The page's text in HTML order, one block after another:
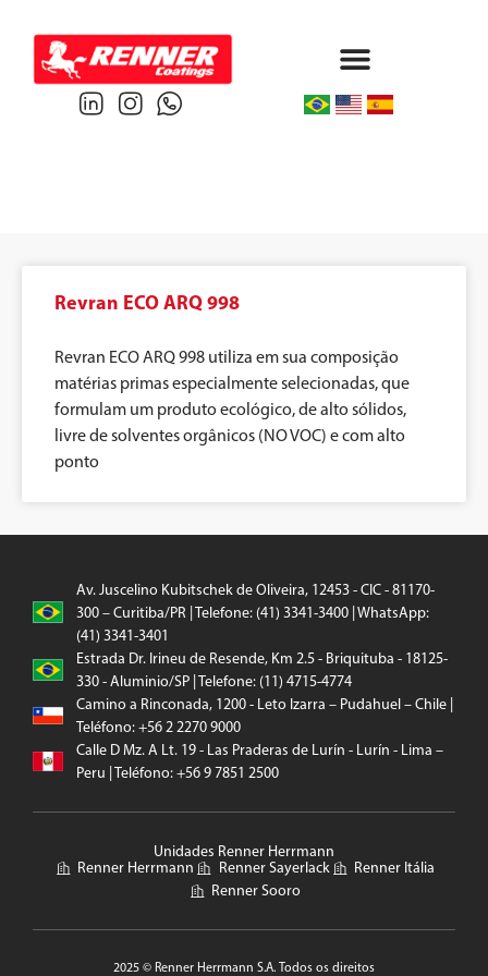
Revran ECO ARQ 998
Revran ECO ARQ 998 utiliza em sua composição
matérias primas especialmente selecionadas, que
formulam um produto ecológico, de alto sólidos,
livre de solventes orgânicos (NO VOC) e com alto
ponto
Av. Juscelino Kubitschek de Oliveira, 12453 - CIC - 81170-
300 – Curitiba/PR | Telefone: (41) 3341-3400 | WhatsApp:
(41) 3341-3401
Estrada Dr. Irineu de Resende, Km 2.5 - Briquituba - 18125-
330 - Aluminio/SP | Telefone: (11) 4715-4774
Camino a Rinconada, 1200 - Leto Izarra – Pudahuel – Chile |
Teléfono: +56 2 2270 9000
Calle D Mz. A Lt. 19 - Las Praderas de Lurín - Lurín - Lima –
Peru | Teléfono: +56 9 7851 2500
Unidades Renner Herrmann
Renner Herrmann
Renner Sayerlack
Renner Itália
Renner Sooro
2025 © Renner Herrmann S.A. Todos os direitos